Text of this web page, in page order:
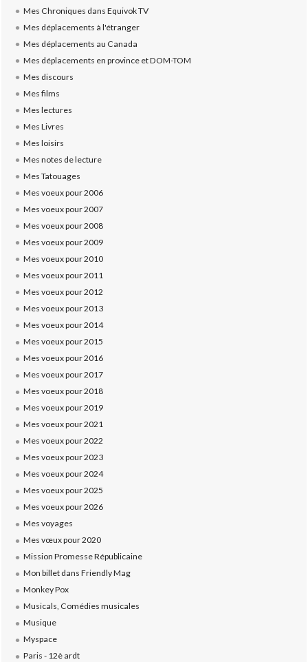
Mes Chroniques dans Equivok TV
Mes déplacements à l'étranger
Mes déplacements au Canada
Mes déplacements en province et DOM-TOM
Mes discours
Mes films
Mes lectures
Mes Livres
Mes loisirs
Mes notes de lecture
Mes Tatouages
Mes voeux pour 2006
Mes voeux pour 2007
Mes voeux pour 2008
Mes voeux pour 2009
Mes voeux pour 2010
Mes voeux pour 2011
Mes voeux pour 2012
Mes voeux pour 2013
Mes voeux pour 2014
Mes voeux pour 2015
Mes voeux pour 2016
Mes voeux pour 2017
Mes voeux pour 2018
Mes voeux pour 2019
Mes voeux pour 2021
Mes voeux pour 2022
Mes voeux pour 2023
Mes voeux pour 2024
Mes voeux pour 2025
Mes voeux pour 2026
Mes voyages
Mes vœux pour 2020
Mission Promesse Républicaine
Mon billet dans Friendly Mag
Monkey Pox
Musicals, Comédies musicales
Musique
Myspace
Paris - 12è ardt